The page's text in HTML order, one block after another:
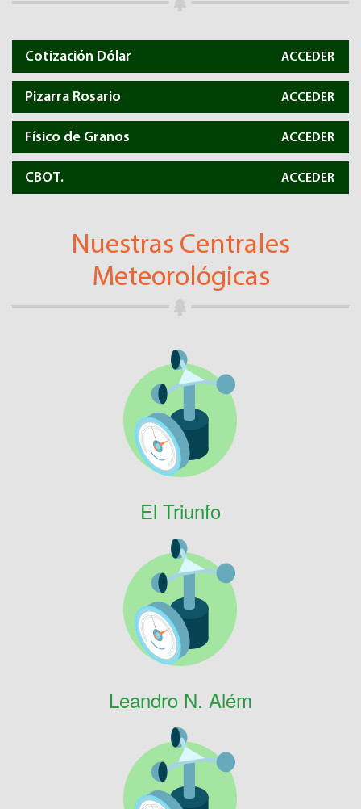
Cotización Dólar ACCEDER
Pizarra Rosario ACCEDER
Físico de Granos ACCEDER
CBOT. ACCEDER
Nuestras Centrales
Meteorológicas
El Triunfo
Leandro N. Além